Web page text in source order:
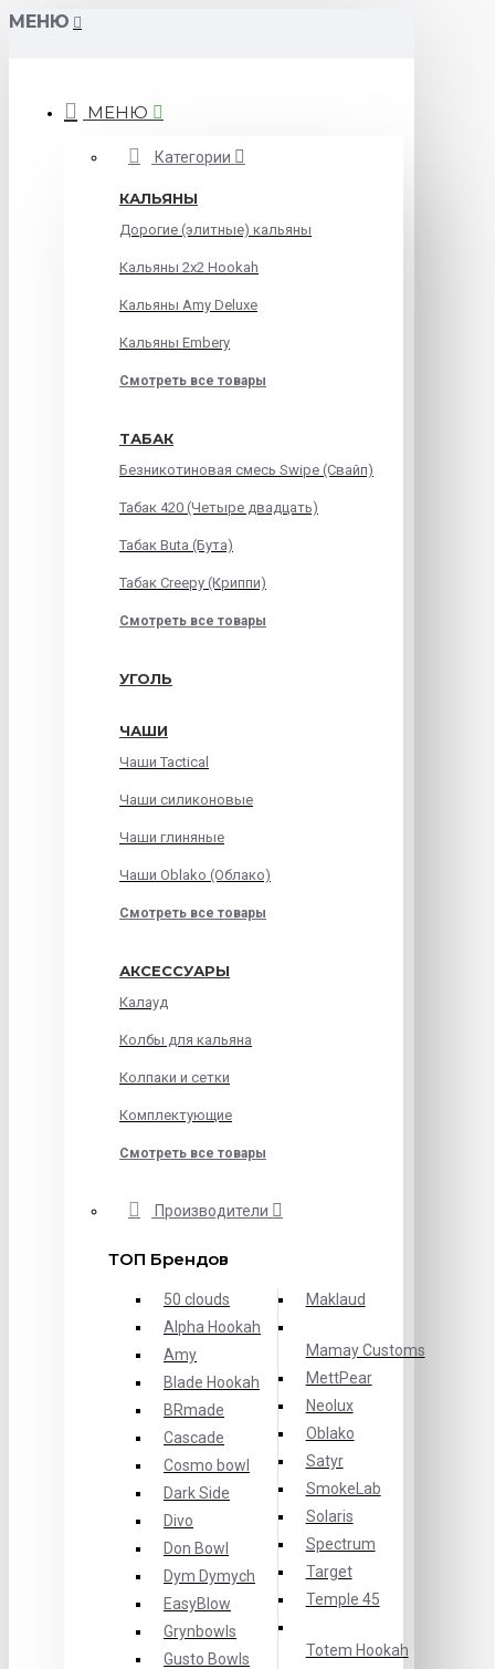
МЕНЮ
МЕНЮ
Категории
КАЛЬЯНЫ
Дорогие (элитные) кальяны
Кальяны 2х2 Hookah
Кальяны Amy Deluxe
Кальяны Embery
Смотреть все товары
ТАБАК
Безникотиновая смесь Swipe (Свайп)
Табак 420 (Четыре двадцать)
Табак Buta (Бута)
Табак Creepy (Криппи)
Смотреть все товары
УГОЛЬ
ЧАШИ
Чаши Tactical
Чаши силиконовые
Чаши глиняные
Чаши Oblako (Облако)
Смотреть все товары
АКСЕССУАРЫ
Калауд
Колбы для кальяна
Колпаки и сетки
Комплектующие
Смотреть все товары
Производители
ТОП Брендов
50 clouds
Alpha Hookah
Amy
Blade Hookah
BRmade
Cascade
Cosmo bowl
Dark Side
Divo
Don Bowl
Dym Dymych
EasyBlow
Grynbowls
Gusto Bowls
Maklaud
Mamay Customs
MettPear
Neolux
Oblako
Satyr
SmokeLab
Solaris
Spectrum
Target
Temple 45
Totem Hookah